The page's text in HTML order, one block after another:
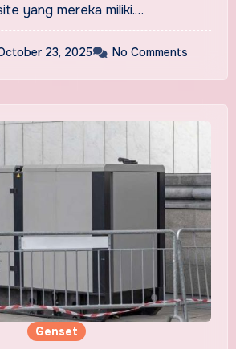
yang mereka miliki.…
23, 2025 No Comments
Genset